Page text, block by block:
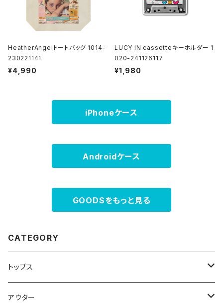
HeatherAngelトートバッグ 1014-
230221141
¥4,990
LUCY IN cassetteキーホルダー 1
020-241126117
¥1,980
iPhoneケース
Androidケース
GOODSをもっと見る
CATEGORY
トップス
スウェット・パーカー
アウター